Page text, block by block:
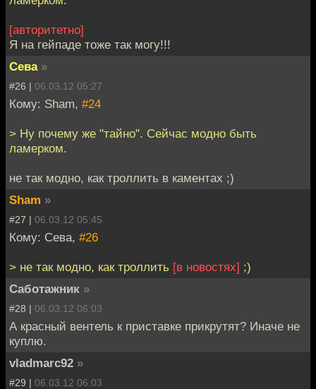
[авторитетно]
Я на гейпаде тоже так могу!!!
Сева »
#26 | 06.03.12 05:27
Кому: Sham, #24
> Ну почему же "тайно". Сейчас модно быть
ламерком.
не так модно, как троллить в каментах ;)
Sham »
#27 | 06.03.12 05:45
Кому: Сева, #26
> не так модно, как троллить [в новостях] ;)
Саботажник »
#28 | 06.03.12 06:03
А красный вентель к приставке прикрутят? Иначе не
куплю.
vladmarc92 »
#29 | 06.03.12 06:03